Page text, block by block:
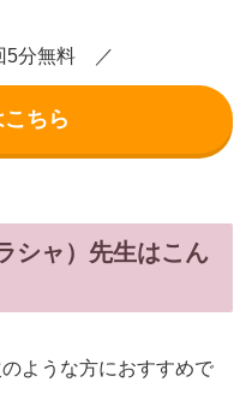
5分無料 ／
ちら
シャ）先生はこん
ような方におすすめで